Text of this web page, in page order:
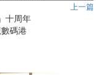
上一篇
十周年
碼港